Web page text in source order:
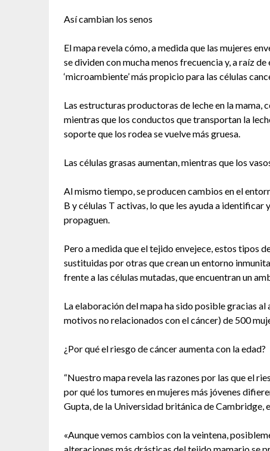
Así cambian los senos
El mapa revela cómo, a medida que las mujeres
se dividen con mucha menos frecuencia y, a raíz
‘microambiente’ más propicio para las células
Las estructuras productoras de leche en la mama,
mientras que los conductos que transportan la
soporte que los rodea se vuelve más gruesa.
Las células grasas aumentan, mientras que los
Al mismo tiempo, se producen cambios en el
B y células T activas, lo que les ayuda a identificar
propaguen.
Pero a medida que el tejido envejece, estos tipos
sustituidas por otras que crean un entorno
frente a las células mutadas, que encuentran un
La elaboración del mapa ha sido posible gracias
motivos no relacionados con el cáncer) de 500
¿Por qué el riesgo de cáncer aumenta con la edad?
“Nuestro mapa revela las razones por las que el
por qué los tumores en mujeres más jóvenes
Gupta, de la Universidad británica de Cambridge,
«Aunque vemos cambios con la veintena,
alteraciones más drásticas del tejido mamario se